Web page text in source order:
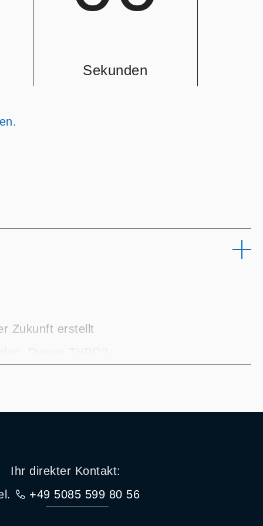
Sekunden
Zukunft erstellt
Ihr direkter Kontakt:
+49 5085 599 80 56